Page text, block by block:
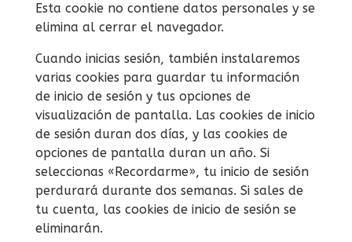
Esta cookie no contiene datos personales y se
elimina al cerrar el navegador.
Cuando inicias sesión, también instalaremos
varias cookies para guardar tu información
de inicio de sesión y tus opciones de
visualización de pantalla. Las cookies de inicio
de sesión duran dos días, y las cookies de
opciones de pantalla duran un año. Si
seleccionas «Recordarme», tu inicio de sesión
perdurará durante dos semanas. Si sales de
tu cuenta, las cookies de inicio de sesión se
eliminarán.